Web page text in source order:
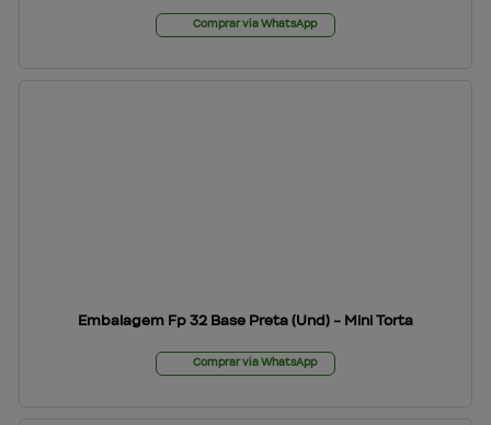
Comprar via WhatsApp
Embalagem Fp 32 Base Preta (Und) - Mini Torta
Comprar via WhatsApp